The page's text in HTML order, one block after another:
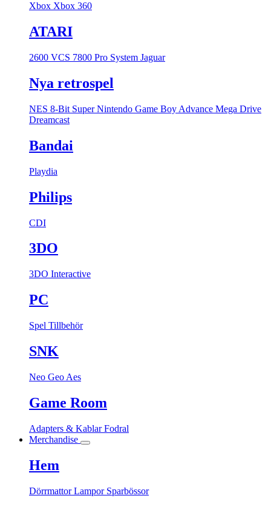
Xbox Xbox 360
ATARI
2600 VCS 7800 Pro System Jaguar
Nya retrospel
NES 8-Bit Super Nintendo Game Boy Advance Mega Drive
Dreamcast
Bandai
Playdia
Philips
CDI
3DO
3DO Interactive
PC
Spel Tillbehör
SNK
Neo Geo Aes
Game Room
Adapters & KablarFodral
Merchandise
Hem
DörrmattorLampor Sparbössor